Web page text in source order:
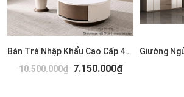
Bàn Trà Nhập Khẩu Cao Cấp 489S
10.500.000₫ 7.150.000₫